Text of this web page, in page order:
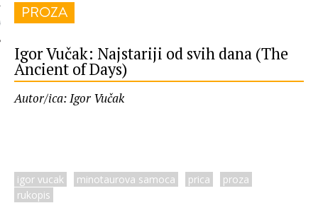
PROZA
Igor Vučak: Najstariji od svih dana (The
Ancient of Days)
Autor/ica: Igor Vučak
igor vucak minotaurova samoca prica
proza
rukopis